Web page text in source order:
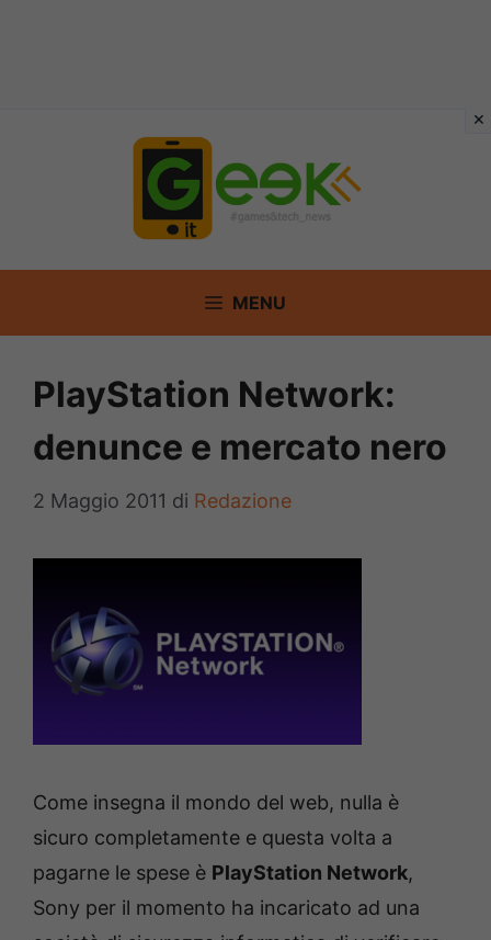
MENU
PlayStation Network:
denunce e mercato nero
2 Maggio 2011 di Redazione
Come insegna il mondo del web, nulla è
sicuro completamente e questa volta a
pagarne le spese è PlayStation Network,
Sony per il momento ha incaricato ad una